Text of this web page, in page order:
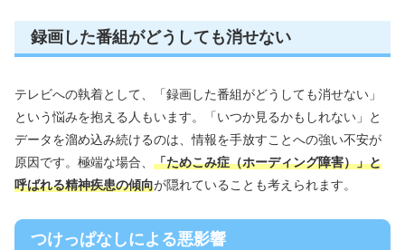
録画した番組がどうしても消せない
テレビへの執着として、「録画した番組がどうしても消せない」
という悩みを抱える人もいます。「いつか見るかもしれない」と
データを溜め込み続けるのは、情報を手放すことへの強い不安が
原因です。極端な場合、 「ためこみ症（ホーディング障害）」と
呼ばれる精神疾患の傾向が隠れていることも考えられます。
つけっぱなしによる悪影響